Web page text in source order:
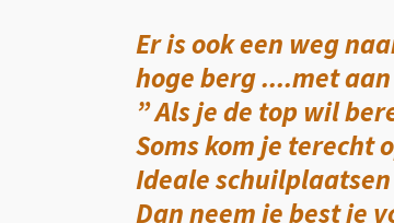
Er is ook een weg
hoge berg ....met
” Als je de top wil
Soms kom je terecht
Ideale
Dan neem je best je